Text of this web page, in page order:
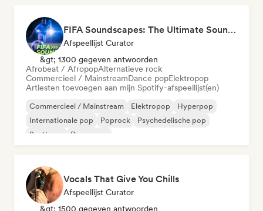
FIFA Soundscapes: The Ultimate Soundtrack ⚽️ Festival Indie, Electropop & Dance Anthems
Afspeellijst Curator
&gt; 1300 gegeven antwoorden
Afrobeat / AfropopAlternatieve rock
Commercieel / MainstreamDance popElektropop
Artiesten toevoegen aan mijn Spotify-afspeellijst(en)
Commercieel / Mainstream Elektropop
Hyperpop
Internationale pop
Poprock
Psychedelische pop
Synthpop
Dance pop
Vocals That Give You Chills
Afspeellijst Curator
&gt; 1500 gegeven antwoorden